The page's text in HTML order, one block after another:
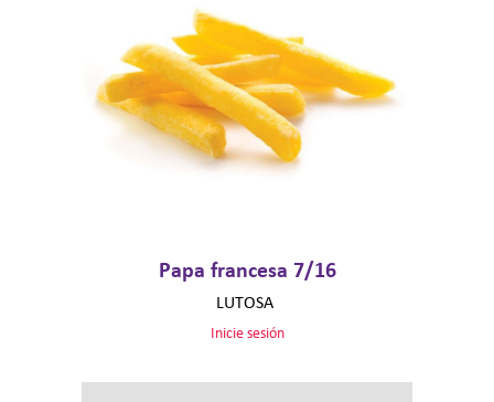
Papa francesa 7/16
LUTOSA
Inicie sesión